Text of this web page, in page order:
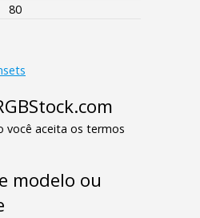
80
você aceita os termos
modelo ou